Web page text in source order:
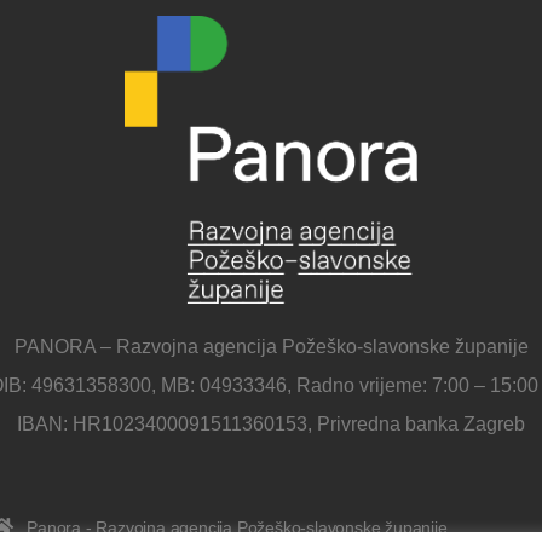
PANORA – Razvojna agencija Požeško-slavonske županije
49631358300, MB: 04933346, Radno vrijeme: 7:00 – 15:00
IBAN: HR1023400091511360153, Privredna banka Zagreb
Panora - Razvojna agencija Požeško-slavonske županije